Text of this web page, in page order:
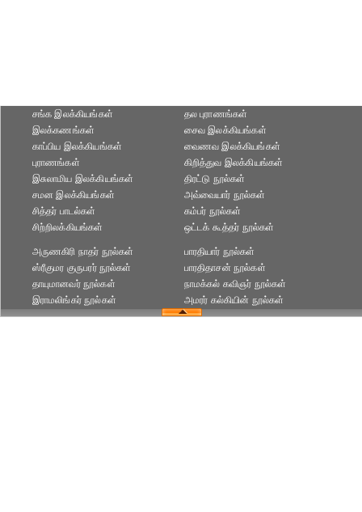
சங்க இலக்கியங்கள்
இலக்கணங்கள்
காப்பிய இலக்கியங்கள்
புராணங்கள்
தல புராணங்கள்
சைவ இலக்கியங்கள்
வைணவ இலக்கியங்கள்
கிறித்துவ இலக்கியங்கள்
இசுலாமிய இலக்கியங்கள்
சமன இலக்கியங்கள்
சித்தர் பாடல்கள்
சிற்றிலக்கியங்கள்
திரட்டு நூல்கள்
அவ்வையார் நூல்கள்
கம்பர் நூல்கள்
ஒட்டக் கூத்தர் நூல்கள்
அருணகிரி நாதர் நூல்கள்
ஸ்ரீகுமர குருபரர் நூல்கள்
தாயுமானவர் நூல்கள்
இராமலிங்கர் நூல்கள்
பாரதியார் நூல்கள்
பாரதிதாசன் நூல்கள்
நாமக்கல் கவிஞர் நூல்கள்
அமரர் கல்கியின் நூல்கள்